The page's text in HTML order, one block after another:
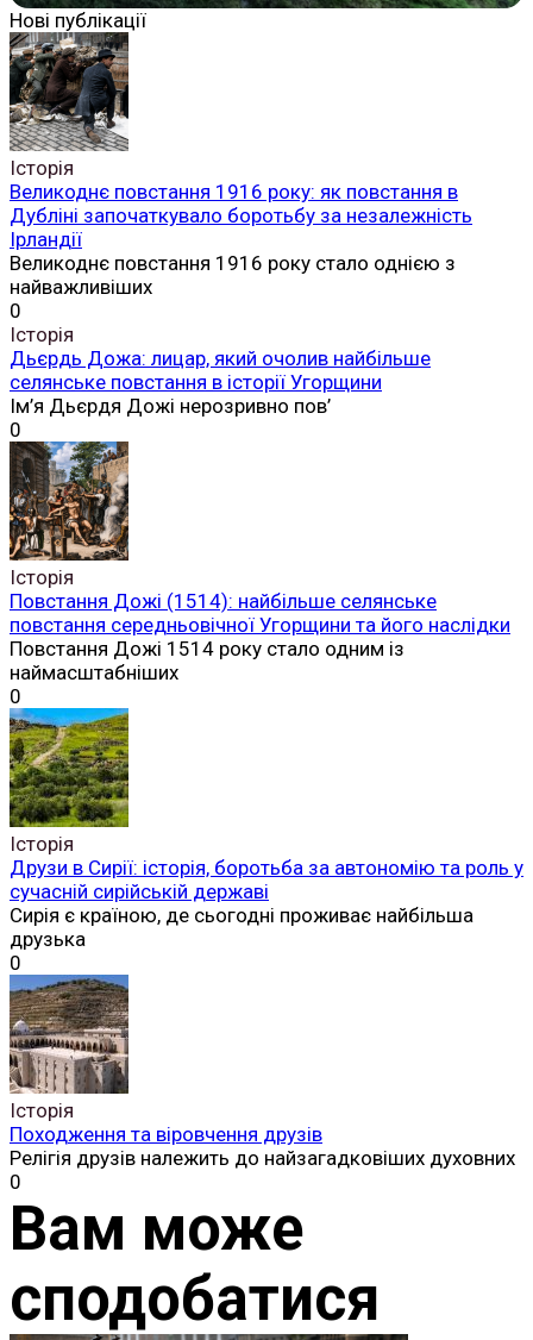
Нові публікації
Історія
Великоднє повстання 1916 року: як повстання в
Дубліні започаткувало боротьбу за незалежність
Ірландії
Великоднє повстання 1916 року стало однією з
найважливіших
0
Історія
Дьєрдь Дожа: лицар, який очолив найбільше
селянське повстання в історії Угорщини
Ім’я Дьєрдя Дожі нерозривно пов’
0
Історія
Повстання Дожі (1514): найбільше селянське
повстання середньовічної Угорщини та його наслідки
Повстання Дожі 1514 року стало одним із
наймасштабніших
0
Історія
Друзи в Сирії: історія, боротьба за автономію та роль у
сучасній сирійській державі
Сирія є країною, де сьогодні проживає найбільша
друзька
0
Історія
Походження та віровчення друзів
Релігія друзів належить до найзагадковіших духовних
0
Вам може
сподобатися